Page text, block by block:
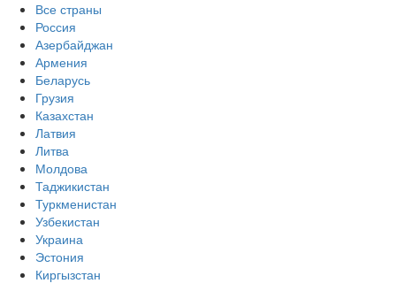
Все страны
Россия
Азербайджан
Армения
Беларусь
Грузия
Казахстан
Латвия
Литва
Молдова
Таджикистан
Туркменистан
Узбекистан
Украина
Эстония
Киргызстан